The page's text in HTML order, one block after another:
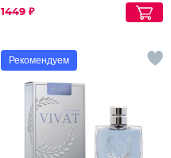
1449 ₽
Рекомендуем